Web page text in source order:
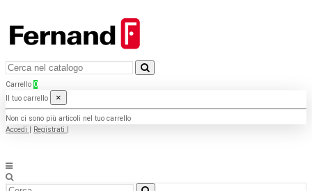
Carrello 0
Il tuo carrello
×
Non ci sono più articoli nel tuo carrello
Accedi
Registrati